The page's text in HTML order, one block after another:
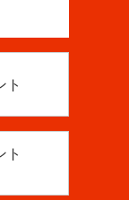
ト
ト